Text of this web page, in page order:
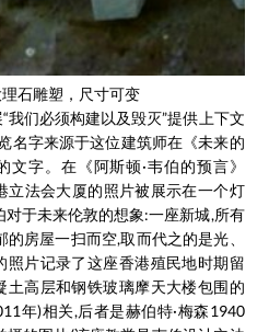
理石雕塑，尺寸可变
我们必须构建以及毁灭”提供上下文
名字来源于这位建筑师在《未来的
字。在《阿斯顿·韦伯的预言》
立法会大厦的照片被展示在一个灯
于未来伦敦的想象:一座新城,所有
房屋一扫而空,取而代之的是光、
照片记录了这座香港殖民地时期留
土高层和钢铁玻璃摩天大楼包围的
年)相关,后者是赫伯特·梅森1940